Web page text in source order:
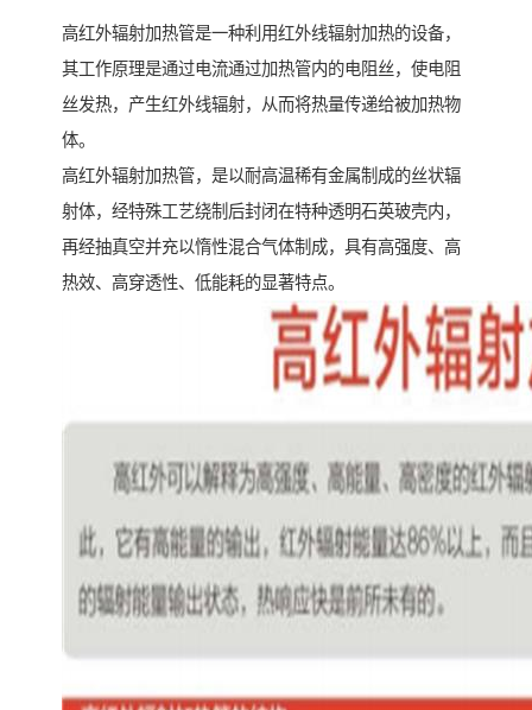
高红外辐射加热管是一种利用红外线辐射加热的设备，
其工作原理是通过电流通过加热管内的电阻丝，使电阻
丝发热，产生红外线辐射，从而将热量传递给被加热物
体。
高红外辐射加热管，是以耐高温稀有金属制成的丝状辐
射体，经特殊工艺绕制后封闭在特种透明石英玻壳内，
再经抽真空并充以惰性混合气体制成，具有高强度、高
热效、高穿透性、低能耗的显著特点。